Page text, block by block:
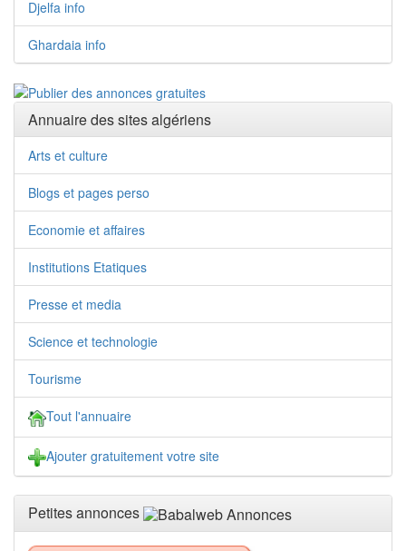
Djelfa info
Ghardaia info
Annuaire des sites algériens
Arts et culture
Blogs et pages perso
Economie et affaires
Institutions Etatiques
Presse et media
Science et technologie
Tourisme
Tout l'annuaire
Ajouter gratuitement votre site
Petites annonces